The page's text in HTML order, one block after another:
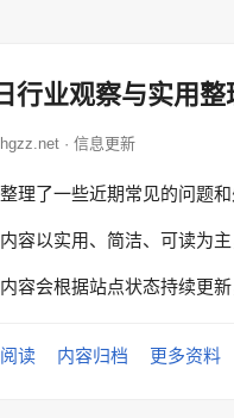
行业观察与实用整
· 信息更新
理了一些近期常见的问题
容以实用、简洁、可读为主
容会根据站点状态持续更
读 内容归档 更多资料